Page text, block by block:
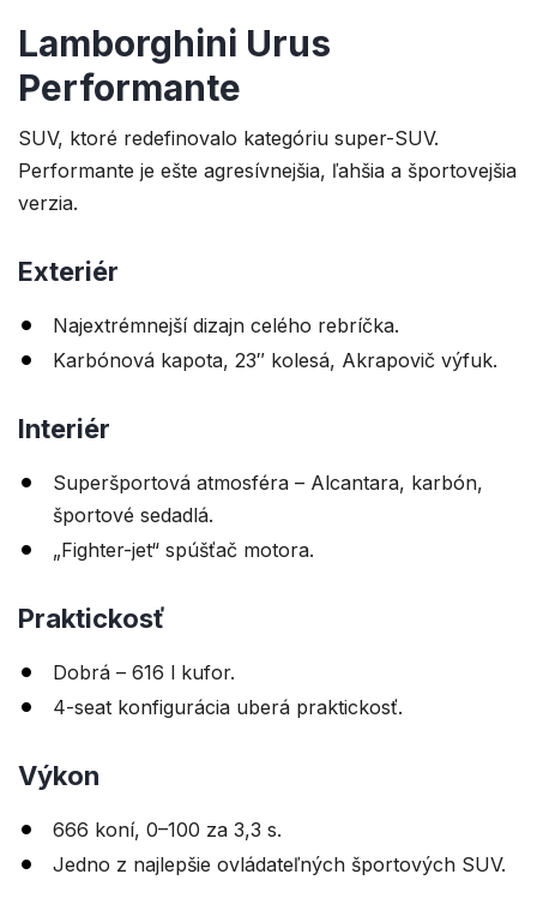
Lamborghini Urus
Performante
SUV, ktoré redefinovalo kategóriu super-SUV.
Performante je ešte agresívnejšia, ľahšia a športovejšia
verzia.
Exteriér
Najextrémnejší dizajn celého rebríčka.
Karbónová kapota, 23″ kolesá, Akrapovič výfuk.
Interiér
Superšportová atmosféra – Alcantara, karbón,
športové sedadlá.
„Fighter-jet“ spúšťač motora.
Praktickosť
Dobrá – 616 l kufor.
4-seat konfigurácia uberá praktickosť.
Výkon
666 koní, 0–100 za 3,3 s.
Jedno z najlepšie ovládateľných športových SUV.